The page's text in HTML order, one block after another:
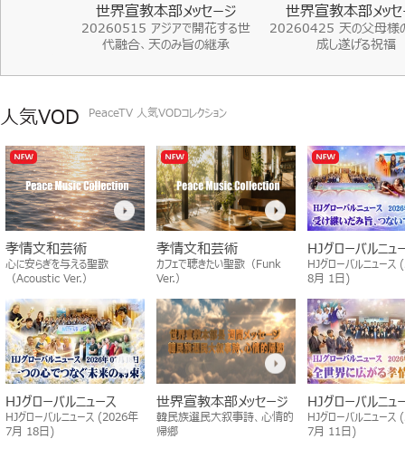
世界宣教本部メッセージ
20260515 アジアで開花する世
代融合、天のみ旨の継承
世界宣教本部メッセ
20260425 天の父母様
成し遂げる祝福
人気VOD PeaceTV 人気VODコレクション
孝情文和芸術
心に安らぎを与える聖歌
（Acoustic Ver.）
孝情文和芸術
カフェで聴きたい聖歌（Funk
Ver.）
HJグローバルニュ
HJグローバルニュー
8月 1日)
HJグローバルニュース
HJグローバルニュース (2026年
7月 18日)
世界宣教本部メッセージ
韓民族選民大叙事詩、心情的
帰郷
HJグローバルニュ
HJグローバルニュー
7月 11日)